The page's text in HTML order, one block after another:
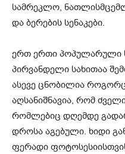
სამრეკლო,
და ბერების სენაკები.
ერთ ერთი პოპულარული
პირვანდელი სახითაა
ასევე ცნობილია
აღსანიშნავია, რომ
რომლებიც დღემდე
დროსა აგებული. ხიდი
ფერადი